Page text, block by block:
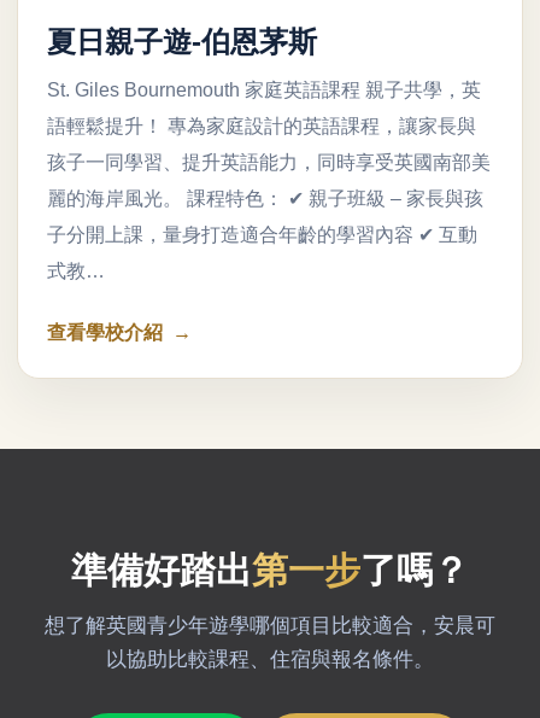
夏日親子遊-伯恩茅斯
St. Giles Bournemouth 家庭英語課程 親子共學，英
語輕鬆提升！ 專為家庭設計的英語課程，讓家長與
孩子一同學習、提升英語能力，同時享受英國南部美
麗的海岸風光。 課程特色： ✔ 親子班級 – 家長與孩
子分開上課，量身打造適合年齡的學習內容 ✔ 互動
式教…
查看學校介紹
準備好踏出第一步了嗎？
想了解英國青少年遊學哪個項目比較適合，安晨可
以協助比較課程、住宿與報名條件。